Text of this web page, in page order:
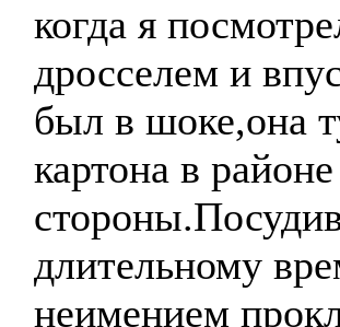
когда я
дросселем и
был в шоке,она
картона в
длительному
неимением